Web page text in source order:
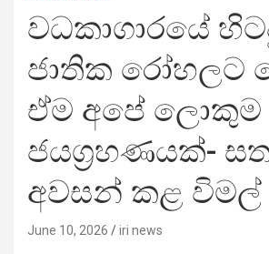
වධකාගාරයේ
ජාතික රෝහලට
ඒම අපේ ලොකුම
ජයග්‍රහණයක්-
අවසන් කළ
June 10, 2026 iri news